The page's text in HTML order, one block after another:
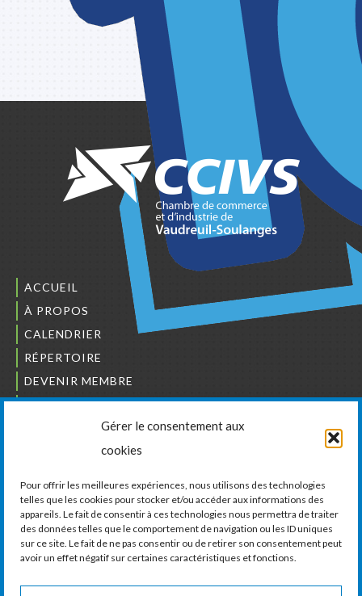
Gérer le consentement aux
cookies
Pour offrir les meilleures expériences, nous utilisons des technologies
telles que les cookies pour stocker et/ou accéder aux informations des
appareils. Le fait de consentir à ces technologies nous permettra de traiter
des données telles que le comportement de navigation ou les ID uniques
sur ce site. Le fait de ne pas consentir ou de retirer son consentement peut
avoir un effet négatif sur certaines caractéristiques et fonctions.
ACCUEIL
À PROPOS
CALENDRIER
RÉPERTOIRE
DEVENIR MEMBRE
NOUS JOINDRE
L’ORDRE DES BÂTISSEURS
LA CHAMBRE DE COMMERCE ET D’INDUSTRIE
DE VAUDREUIL-SOULANGES
11, boul. de la Cité-des-Jeunes, Suite 201